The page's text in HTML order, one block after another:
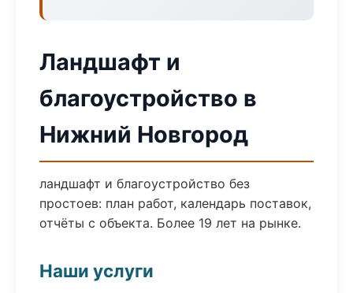
Ландшафт и
благоустройство в
Нижний Новгород
ландшафт и благоустройство без
простоев: план работ, календарь поставок,
отчёты с объекта. Более 19 лет на рынке.
Наши услуги